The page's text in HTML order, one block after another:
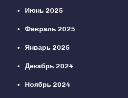
Июнь 2025
Февраль 2025
Январь 2025
Декабрь 2024
Ноябрь 2024